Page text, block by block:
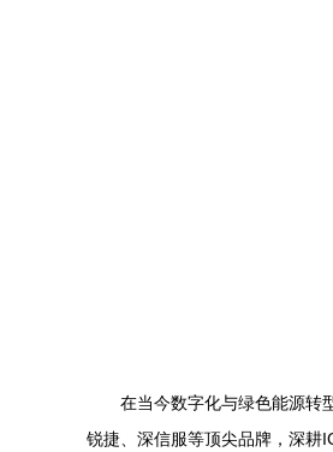
在当今数字化与绿色能源转
锐捷、深信服等顶尖品牌，深耕